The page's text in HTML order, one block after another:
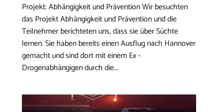
Projekt: Abhängigkeit und Prävention Wir besuchten
das Projekt Abhängigkeit und Prävention und die
Teilnehmer berichteten uns, dass sie über Süchte
lernen. Sie haben bereits einen Ausflug nach Hannover
gemacht und sind dort mit einem Ex -
Drogenabhängigen durch die...